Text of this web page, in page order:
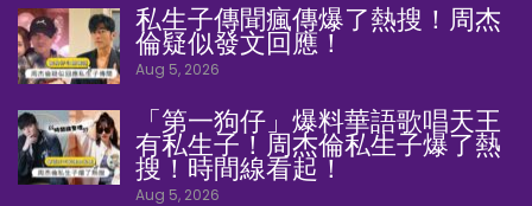
私生子傳聞瘋傳爆了熱搜！周杰
倫疑似發文回應！
Aug 5, 2026
「第一狗仔」爆料華語歌唱天王
有私生子！周杰倫私生子爆了熱
搜！時間線看起！
Aug 5, 2026